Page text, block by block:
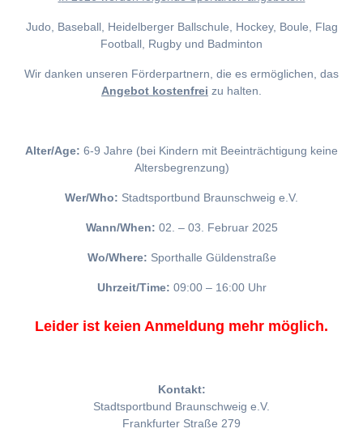
Judo, Baseball, Heidelberger Ballschule, Hockey, Boule, Flag
Football, Rugby und Badminton
Wir danken unseren Förderpartnern, die es ermöglichen, das
Angebot kostenfrei zu halten.
Alter/Age: 6-9 Jahre (bei Kindern mit Beeinträchtigung keine
Altersbegrenzung)
Wer/Who: Stadtsportbund Braunschweig e.V.
Wann/When: 02. – 03. Februar 2025
Wo/Where: Sporthalle Güldenstraße
Uhrzeit/Time: 09:00 – 16:00 Uhr
Leider ist keien Anmeldung mehr möglich.
Kontakt:
Stadtsportbund Braunschweig e.V.
Frankfurter Straße 279